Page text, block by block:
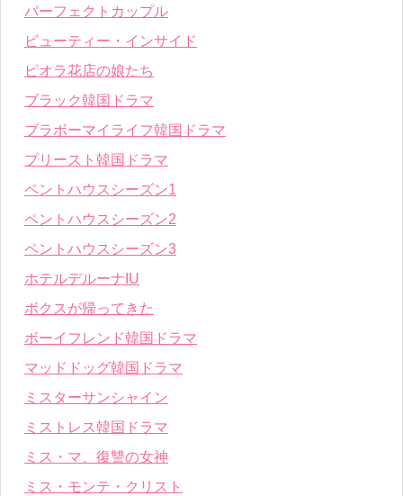
パーフェクトカップル
ビューティー・インサイド
ピオラ花店の娘たち
ブラック韓国ドラマ
ブラボーマイライフ韓国ドラマ
プリースト韓国ドラマ
ペントハウスシーズン1
ペントハウスシーズン2
ペントハウスシーズン3
ホテルデルーナIU
ボクスが帰ってきた
ボーイフレンド韓国ドラマ
マッドドッグ韓国ドラマ
ミスターサンシャイン
ミストレス韓国ドラマ
ミス・マ、復讐の女神
ミス・モンテ・クリスト